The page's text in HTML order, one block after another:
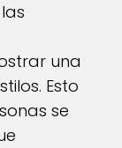
una
Esto
se